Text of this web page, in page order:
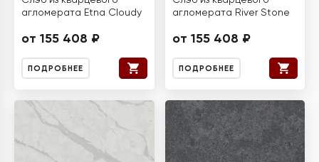
агломерата Etna Cloudy
от 155 408 ₽
ПОДРОБНЕЕ
агломерата River Stone
от 155 408 ₽
ПОДРОБНЕЕ